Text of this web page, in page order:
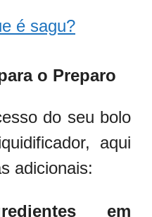
é sagu?
o Preparo
do seu bolo
aqui
adicionais:
em